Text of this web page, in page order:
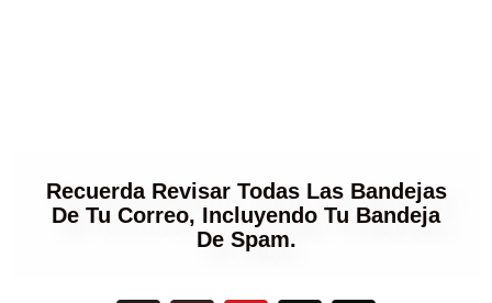
Recuerda Revisar Todas Las Bandejas
De Tu Correo, Incluyendo Tu Bandeja
De Spam.